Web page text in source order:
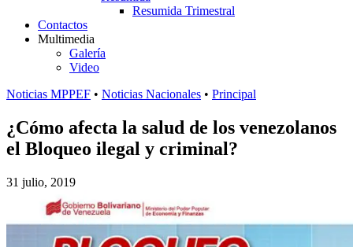
Resumida Trimestral
Contactos
Multimedia
Galería
Video
Noticias MPPEF • Noticias Nacionales • Principal
¿Cómo afecta la salud de los venezolanos
el Bloqueo ilegal y criminal?
31 julio, 2019